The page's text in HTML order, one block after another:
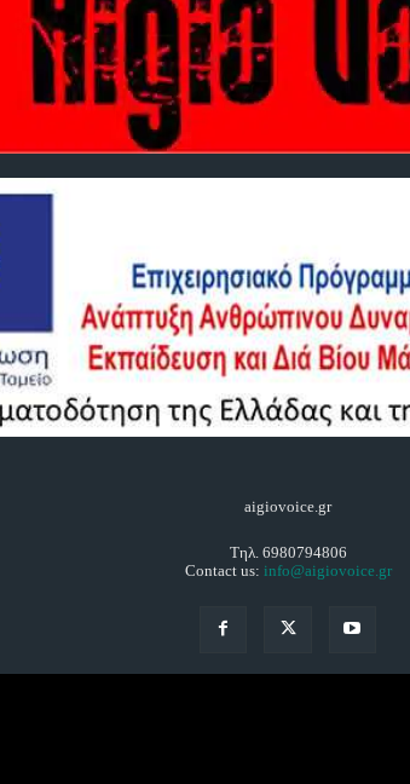
aigiovoice.gr
Τηλ. 6980794806
Contact us: info@aigiovoice.gr